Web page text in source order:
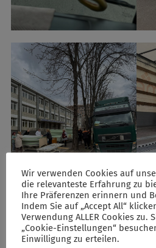
Wir verwenden Cookies auf
die relevanteste Erfahrung zu
Ihre Präferenzen erinnern und
Indem Sie auf „Accept All“
Verwendung ALLER Cookies zu.
„Cookie-Einstellungen“
Einwilligung zu erteilen.